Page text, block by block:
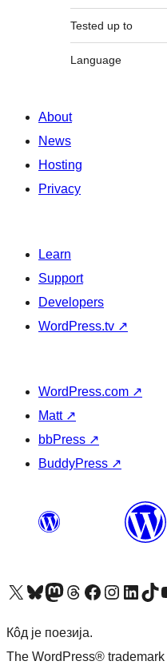
Tested up to
Language
About
News
Hosting
Privacy
Learn
Support
Developers
WordPress.tv ↗
WordPress.com ↗
Matt ↗
bbPress ↗
BuddyPress ↗
Visit our X (formerly Twitter) account
Посетите наш Bluesky налог
Visit our Mastodon account
Посетите наш налог на Threads-у Visit our Facebook pageПосетите наш Инстаграм налог
Visit ourПосетите
Кôд је поезија.
The WordPress®